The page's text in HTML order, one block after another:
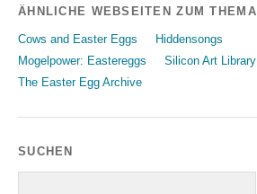
ÄHNLICHE WEBSEITEN ZUM THEMA
Cows and Easter Eggs
Hiddensongs
Mogelpower: Eastereggs
Silicon Art Library
The Easter Egg Archive
SUCHEN